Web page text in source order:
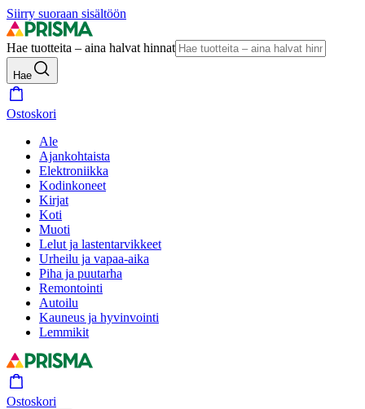
Siirry suoraan sisältöön
Hae tuotteita – aina halvat hinnat
Hae
Ostoskori
Ale
Ajankohtaista
Elektroniikka
Kodinkoneet
Kirjat
Koti
Muoti
Lelut ja lastentarvikkeet
Urheilu ja vapaa-aika
Piha ja puutarha
Remontointi
Autoilu
Kauneus ja hyvinvointi
Lemmikit
Ostoskori